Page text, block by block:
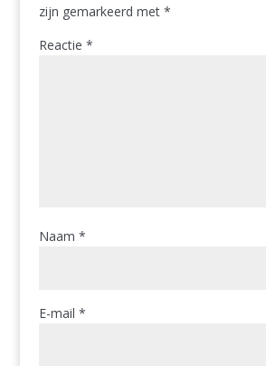
zijn gemarkeerd met *
Reactie *
Naam *
E-mail *